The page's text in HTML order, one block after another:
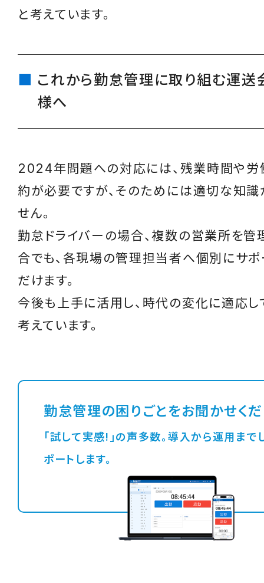
と考えています。
これから勤怠管理に取り組む運送
様へ
2024年問題への対応には、残業時間や労
約が必要ですが、そのためには適切な知
せん。
勤怠ドライバーの場合、複数の営業所を管
合でも、各現場の管理担当者へ個別にサポ
だけます。
今後も上手に活用し、時代の変化に適応し
考えています。
勤怠管理の困りごとをお聞かせくだ
「試して実感!」の声多数。導入から運用までしっかりサ
ポートします。